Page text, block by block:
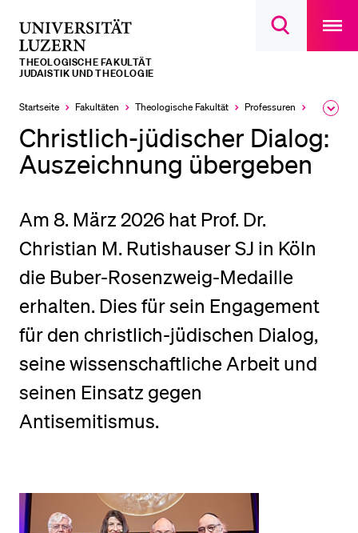
Suchdialog
main
THEOLOGISCHE FAKULTÄT
JUDAISTIK UND THEOLOGIE
Startseite Fakultäten Theologische Fakultät Professuren Judaistik
Christlich-jüdischer Dialog:
Auszeichnung übergeben
Am 8. März 2026 hat Prof. Dr.
Christian M. Rutishauser SJ in Köln
die Buber-Rosenzweig-Medaille
erhalten. Dies für sein Engagement
für den christlich-jüdischen Dialog,
seine wissenschaftliche Arbeit und
seinen Einsatz gegen
Antisemitismus.
LETZTE SUCHEN
Sie haben noch keine Suche getätigt.
DIE UNI FÜR…
Schulklassen und Lehrpersonen
Studien­interessierte
Forschende
Mitarbeitende
Alumni
Stellensuchende
Förderer
Medien
BELIEBTE INHALTE
Sportangebot
Menuplan Mensa